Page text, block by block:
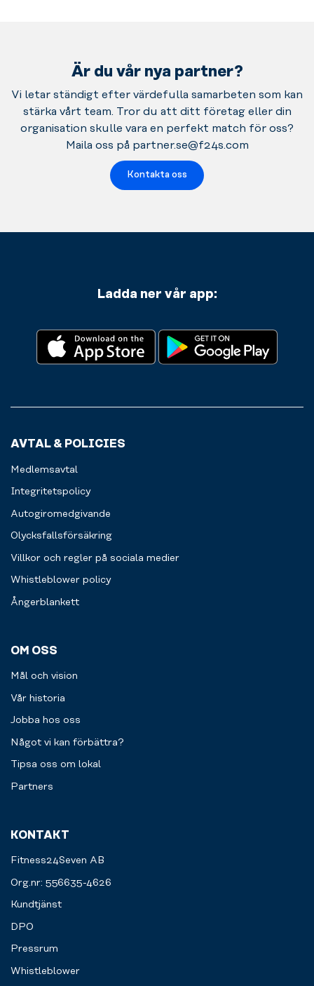
Är du vår nya partner?
Vi letar ständigt efter värdefulla samarbeten som kan
stärka vårt team. Tror du att ditt företag eller din
organisation skulle vara en perfekt match för oss?
Maila oss på partner.se@f24s.com
Kontakta oss
Ladda ner vår app:
AVTAL & POLICIES
Medlemsavtal
Integritetspolicy
Autogiromedgivande
Olycksfallsförsäkring
Villkor och regler på sociala medier
Whistleblower policy
Ångerblankett
OM OSS
Mål och vision
Vår historia
Jobba hos oss
Något vi kan förbättra?
Tipsa oss om lokal
Partners
KONTAKT
Fitness24Seven AB
Org.nr: 556635-4626
Kundtjänst
DPO
Pressrum
Whistleblower